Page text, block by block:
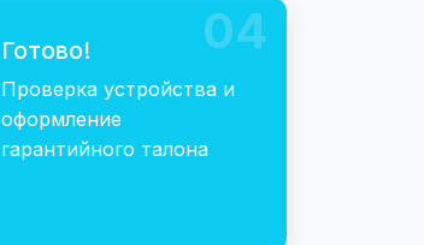
04
Готово!
Проверка устройства и
оформление
гарантийного талона